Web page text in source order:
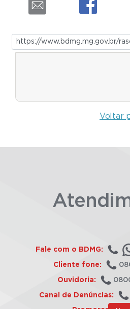
Voltar
Fale com o BDMG:
Cliente fone:
Ouvidoria:
Canal de Denúncias: